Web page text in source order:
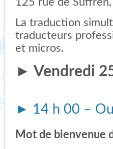
La traduction
traducteurs
et micros.
► Vendredi
► 14 h 00 –
Mot de bienvenue